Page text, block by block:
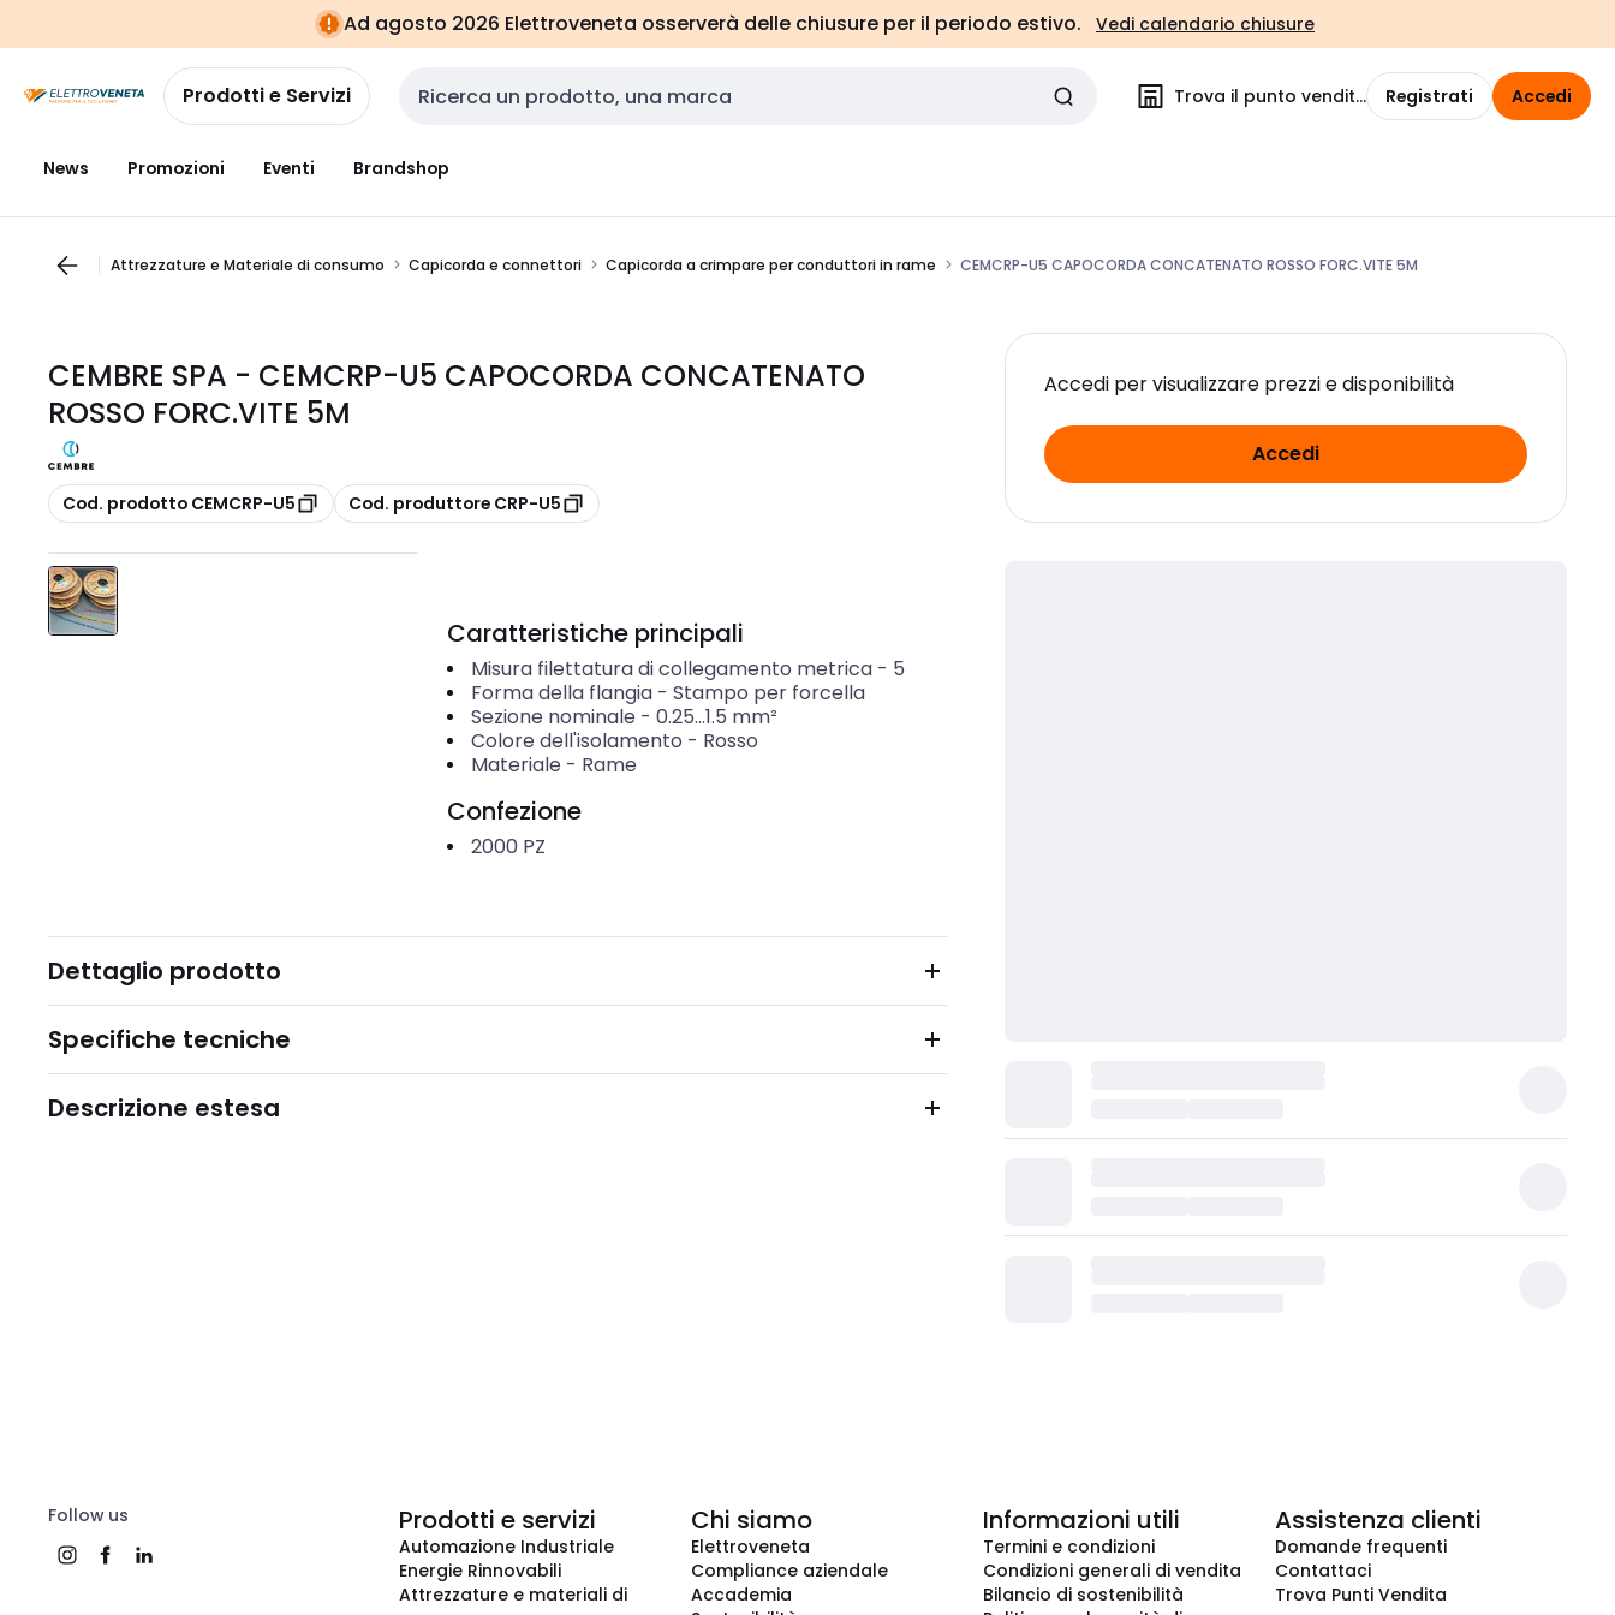
navigazionealla
pagina
Ad agosto 2026 Elettroveneta osserverà delle chiusure per il periodo estivo. Vedi calendario chiusure
Prodotti e Servizi Cerca input Trova il punto vendita Registrati Accedi
News Promozioni Eventi Brandshop
Attrezzature e Materiale di consumo Capicorda e connettori Capicorda a crimpare per conduttori in rame CEMCRP-U5 CAPOCORDA CONCATENATO ROSSO FORC.VITE 5M
CEMBRE SPA - CEMCRP-U5 CAPOCORDA CONCATENATO
ROSSO FORC.VITE 5M
copia
Cod. prodotto CEMCRP-U5 copia
Cod. produttore CRP-U5
Accedi per visualizzare prezzi e disponibilità
Accedi
Caratteristiche principali
Misura filettatura di collegamento metrica- 5
Forma della flangia- Stampo per forcella
Sezione nominale - 0.25...1.5 mm²
Colore dell'isolamento - Rosso
Materiale - Rame
Confezione
2000 PZ
Dettaglio prodotto
Specifiche tecniche
Descrizione estesa
Follow us Prodotti e servizi
Automazione Industriale
Energie Rinnovabili
Attrezzature e materiali di
Chi siamo
Elettroveneta
Compliance aziendale
Accademia
Informazioni utili
Termini e condizioni
Condizioni generali di vendita
Bilancio di sostenibilità
Assistenza clienti
Domande frequenti
Contattaci
Trova Punti Vendita